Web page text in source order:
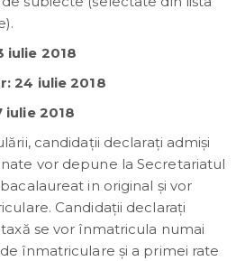
iulie 2018
24 iulie 2018
2018
candidații declarați admiși
vor depune la Secretariatul
in original şi vor
Candidații declarați
se vor înmatricula numai
înmatriculare şi a primei rate